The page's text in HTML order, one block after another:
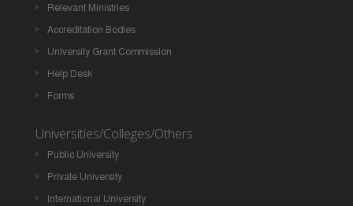
Relevant Ministries
Accreditation Bodies
University Grant Commission
Help Desk
Forms
Universities/Colleges/Others
Public University
Private University
International University